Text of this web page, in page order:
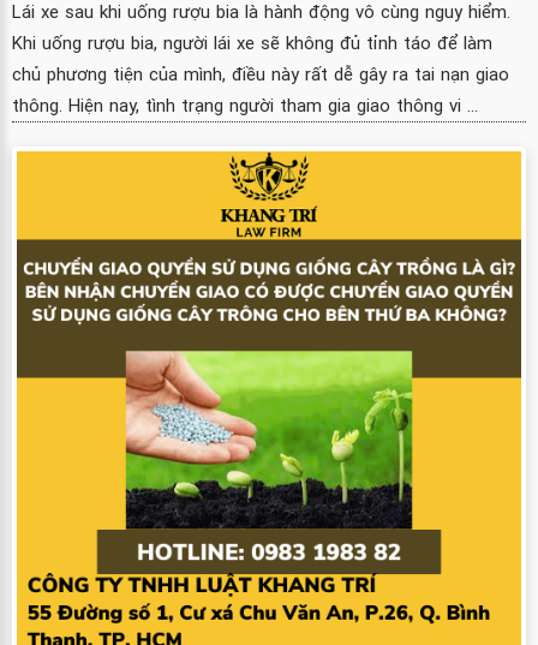
Lái xe sau khi uống rượu bia là hành động vô cùng nguy hiểm.
Khi uống rượu bia, người lái xe sẽ không đủ tỉnh táo để làm
chủ phương tiện của mình, điều này rất dễ gây ra tai nạn giao
thông. Hiện nay, tình trạng người tham gia giao thông vi ...